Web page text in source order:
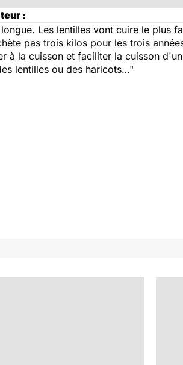
:
Les lentilles vont cuire le plus
pas trois kilos pour les trois
à la cuisson et faciliter la cuisson
lentilles ou des haricots…"